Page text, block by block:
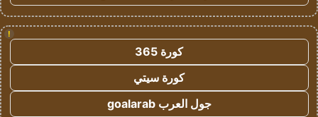
!
كورة 365
كورة سيتي
جول العرب goalarab